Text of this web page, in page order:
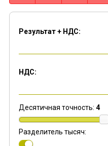
Результат + НДС:
НДС:
Десятичная точность: 4
Разделитель тысяч: